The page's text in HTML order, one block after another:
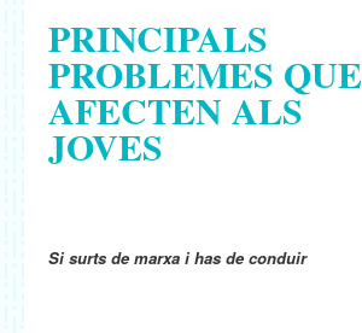
PRINCIPALS
PROBLEMES QUE
AFECTEN ALS
JOVES
Si surts de marxa i has de conduir